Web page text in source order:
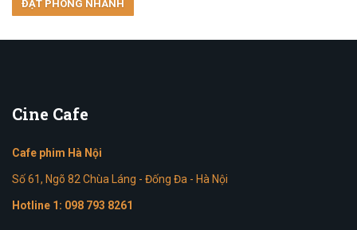
Cine Cafe
Cafe phim Hà Nội
Số 61, Ngõ 82 Chùa Láng - Đống Đa - Hà Nội
Hotline 1: 098 793 8261